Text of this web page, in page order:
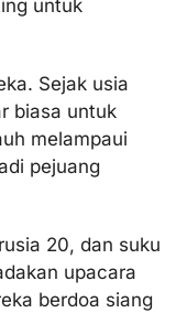
untuk
Sejak usia
biasa untuk
melampaui
pejuang
20, dan suku
upacara
berdoa siang